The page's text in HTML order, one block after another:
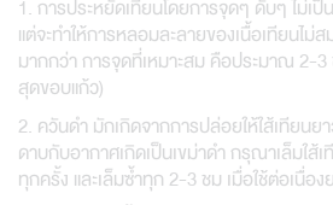
1. การประหยัดเทียนโดยการจุดๆ ดับๆ ไม่เ
แต่จะทำให้การหลอมละลายของเนื้อเทียนไ
มากกว่า การจุดที่เหมาะสม คือประมาณ 2-3
สุดขอบแก้ว)
2. ควันดำ มักเกิดจากการปล่อยให้ใส้เทียนย
ดาบกับอากาศเกิดเป็นเขม่าดำ กรุณาเล็มใส้
ทุกครั้ง และเล็มซ้ำทุก 2-3 ชม เมื่อใช้ต่อเนื่อง